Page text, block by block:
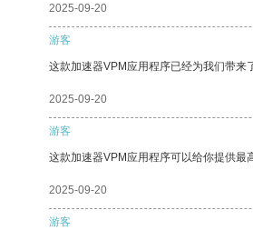
2025-09-20
游客
这款加速器VPM应用程序已经为我们带来
2025-09-20
游客
这款加速器VPM应用程序可以给你提供最
2025-09-20
游客